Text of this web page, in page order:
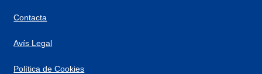
Contacta
Avís Legal
Política de Cookies